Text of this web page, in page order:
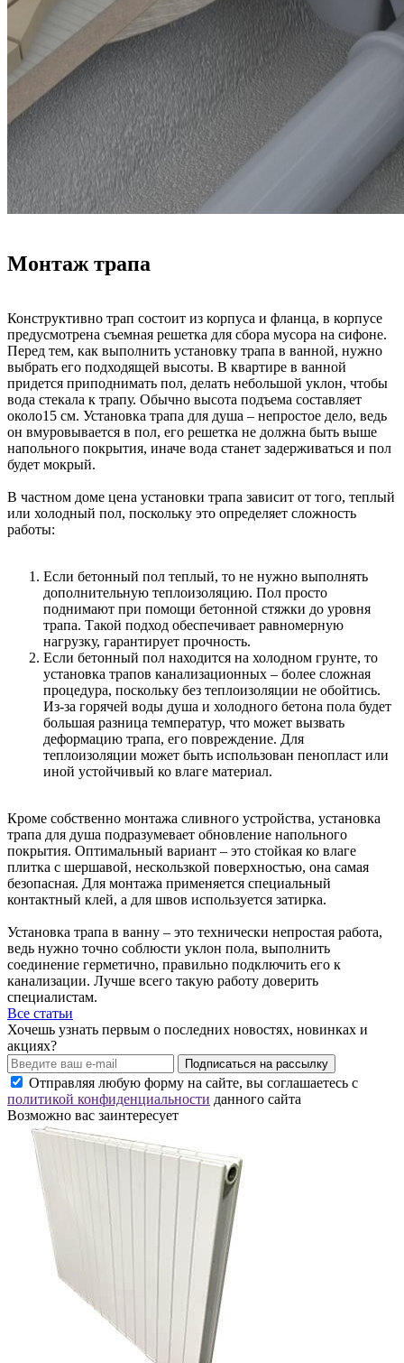
Монтаж трапа
Конструктивно трап состоит из корпуса и фланца, в корпусе
предусмотрена съемная решетка для сбора мусора на сифоне.
Перед тем, как выполнить установку трапа в ванной, нужно
выбрать его подходящей высоты. В квартире в ванной
придется приподнимать пол, делать небольшой уклон, чтобы
вода стекала к трапу. Обычно высота подъема составляет
около15 см. Установка трапа для душа – непростое дело, ведь
он вмуровывается в пол, его решетка не должна быть выше
напольного покрытия, иначе вода станет задерживаться и пол
будет мокрый.
В частном доме цена установки трапа зависит от того, теплый
или холодный пол, поскольку это определяет сложность
работы:
Если бетонный пол теплый, то не нужно выполнять
дополнительную теплоизоляцию. Пол просто
поднимают при помощи бетонной стяжки до уровня
трапа. Такой подход обеспечивает равномерную
нагрузку, гарантирует прочность.
Если бетонный пол находится на холодном грунте, то
установка трапов канализационных – более сложная
процедура, поскольку без теплоизоляции не обойтись.
Из-за горячей воды душа и холодного бетона пола будет
большая разница температур, что может вызвать
деформацию трапа, его повреждение. Для
теплоизоляции может быть использован пенопласт или
иной устойчивый ко влаге материал.
Кроме собственно монтажа сливного устройства, установка
трапа для душа подразумевает обновление напольного
покрытия. Оптимальный вариант – это стойкая ко влаге
плитка с шершавой, нескользкой поверхностью, она самая
безопасная. Для монтажа применяется специальный
контактный клей, а для швов используется затирка.
Установка трапа в ванну – это технически непростая работа,
ведь нужно точно соблюсти уклон пола, выполнить
соединение герметично, правильно подключить его к
канализации. Лучше всего такую работу доверить
специалистам.
Все статьи
Хочешь узнать первым о последних новостях, новинках и
акциях?
Подписаться на рассылку
Отправляя любую форму на сайте, вы соглашаетесь с
политикой конфиденциальности данного сайта
Возможно вас заинтересует